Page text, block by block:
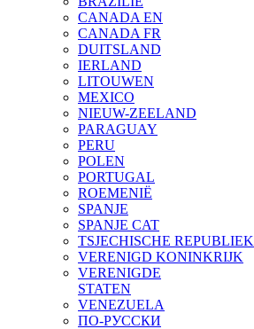
CANADA EN
CANADA FR
DUITSLAND
IERLAND
LITOUWEN
MEXICO
NIEUW-ZEELAND
PARAGUAY
PERU
POLEN
PORTUGAL
ROEMENIË
SPANJE
SPANJE CAT
TSJECHISCHE REPUBLIEK
VERENIGD KONINKRIJK
VERENIGDE
STATEN
VENEZUELA
ПО-РУССКИ